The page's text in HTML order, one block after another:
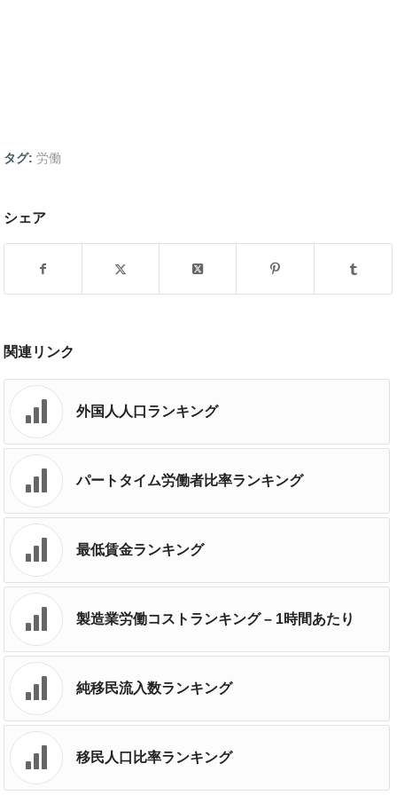
タグ: 労働
シェア
関連リンク
外国人人口ランキング
パートタイム労働者比率ランキング
最低賃金ランキング
製造業労働コストランキング – 1時間あたり
純移民流入数ランキング
移民人口比率ランキング